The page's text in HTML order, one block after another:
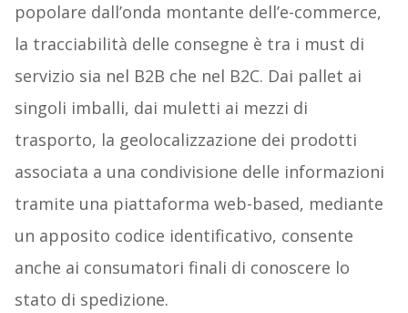
popolare dall’onda montante dell’e-commerce,
la tracciabilità delle consegne è tra i must di
servizio sia nel B2B che nel B2C. Dai pallet ai
singoli imballi, dai muletti ai mezzi di
trasporto, la geolocalizzazione dei prodotti
associata a una condivisione delle informazioni
tramite una piattaforma web-based, mediante
un apposito codice identificativo, consente
anche ai consumatori finali di conoscere lo
stato di spedizione.